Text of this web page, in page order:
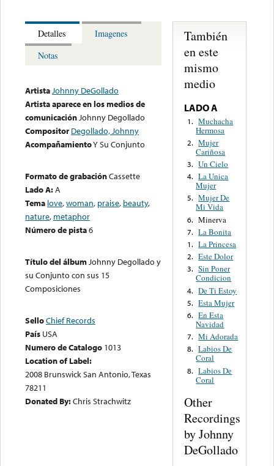
Detalles
Imagenes
Notas
ArtistaJohnny DeGollado
Artista aparece en los medios de
comunicaciónJohnny Degollado
Compositor Degollado, Johnny
AcompañamientoY Su Conjunto
Formato de grabaciónCassette
Lado A:A
Tema love,woman, praise, beauty,
nature, metaphor
Número de pista6
Título del álbumJohnny Degollado y
su Conjunto con sus 15
Composiciones
SelloChief Records
País USA
Numero de Catalogo 1013
Location of Label:
2008 Brunswick San Antonio, Texas
78211
Donated By:Chris Strachwitz
También
en este
mismo
medio
LADO A
1. Muchacha
Hermosa
2. Mujer
Cariñosa
3. Un Cielo
4. La Unica
Mujer
5. Mujer De
Mi Vida
6. Minerva
7. La Bonita
1. La Princesa
2. Este Dolor
3. Sin Poner
Condicion
4. De Ti Estoy
5. Esta Mujer
6. En Esta
Navidad
7. Mi Adorada
8. Labios De
Coral
8. Labios De
Coral
Other
Recordings
by Johnny
DeGollado